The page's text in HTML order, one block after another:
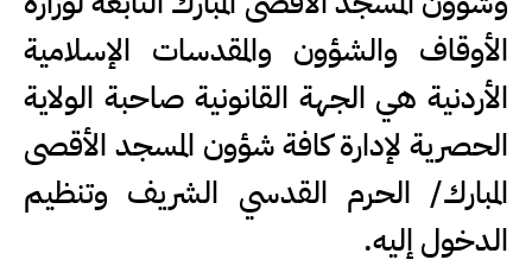
الأوقاف والشؤون والمقدسات الإسلامية
الأردنية هي الجهة القانونية صاحبة الولاية
الحصرية لإدارة كافة شؤون المسجد الأقصى
المبارك/ الحرم القدسي الشريف وتنظيم
الدخول إليه.